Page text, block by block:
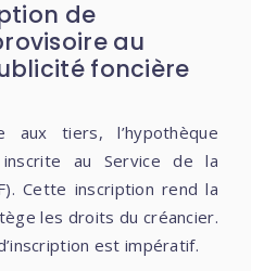
de
au
foncière
aux tiers, l’hypothèque
au Service de la
Cette inscription rend la
les droits du créancier.
est impératif.